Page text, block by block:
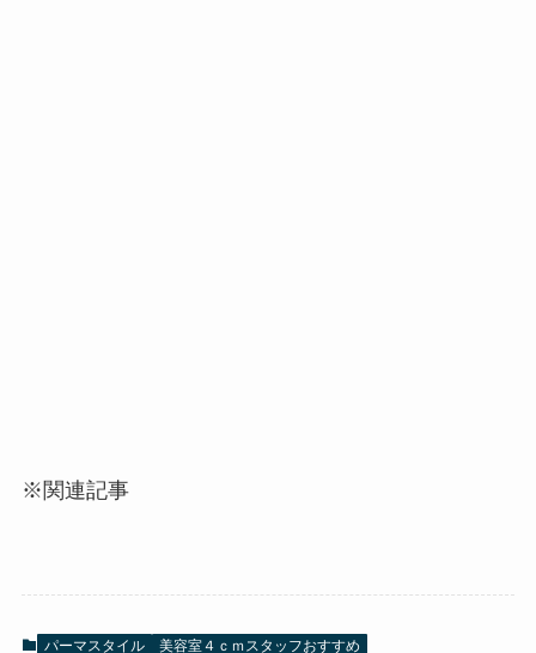
※関連記事
パーマスタイル
美容室４ｃｍスタッフおすすめ